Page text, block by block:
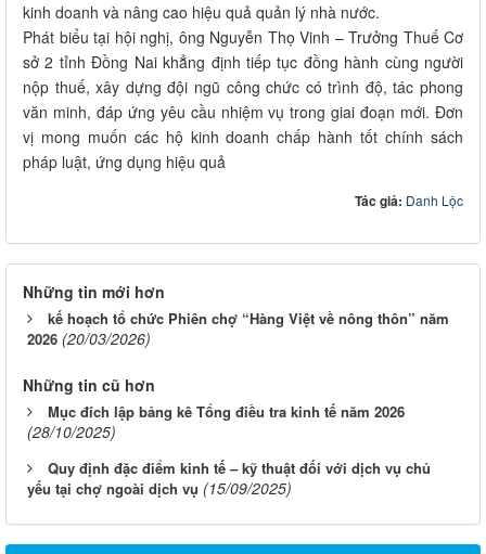
kinh doanh và nâng cao hiệu quả quản lý nhà nước.
Phát biểu tại hội nghị, ông Nguyễn Thọ Vinh – Trưởng Thuế Cơ
sở 2 tỉnh Đồng Nai khẳng định tiếp tục đồng hành cùng người
nộp thuế, xây dựng đội ngũ công chức có trình độ, tác phong
văn minh, đáp ứng yêu cầu nhiệm vụ trong giai đoạn mới. Đơn
vị mong muốn các hộ kinh doanh chấp hành tốt chính sách
pháp luật, ứng dụng hiệu quả
Tác giả: Danh Lộc
Những tin mới hơn
kế hoạch tổ chức Phiên chợ “Hàng Việt về nông thôn” năm
2026 (20/03/2026)
Những tin cũ hơn
Mục đích lập bảng kê Tổng điều tra kinh tế năm 2026
(28/10/2025)
Quy định đặc điểm kinh tế – kỹ thuật đối với dịch vụ chủ
yếu tại chợ ngoài dịch vụ (15/09/2025)